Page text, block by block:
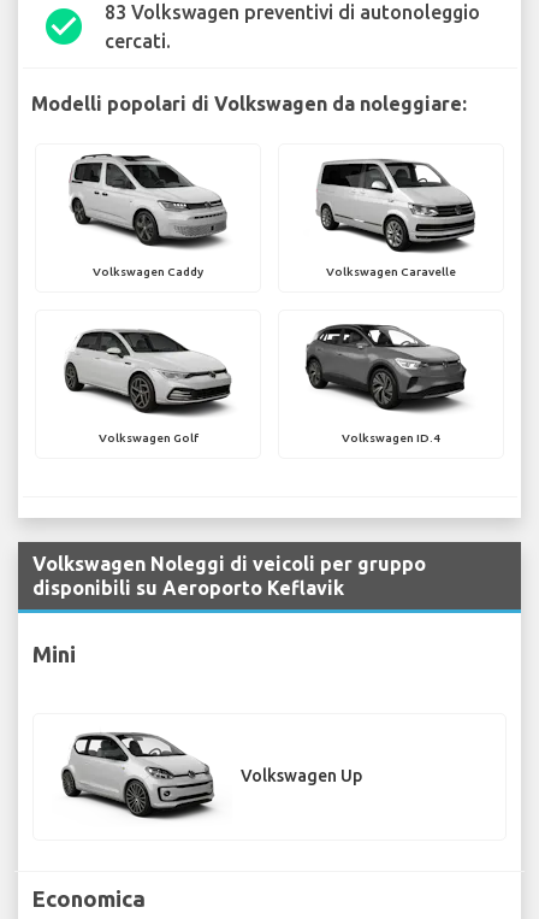
check_circle
83 Volkswagen preventivi di autonoleggio
cercati.
Modelli popolari di Volkswagen da noleggiare:
Volkswagen Caddy Volkswagen Caravelle
Volkswagen Golf Volkswagen ID.4
Volkswagen Noleggi di veicoli per gruppo
disponibili su Aeroporto Keflavik
Mini
Volkswagen Up
Economica